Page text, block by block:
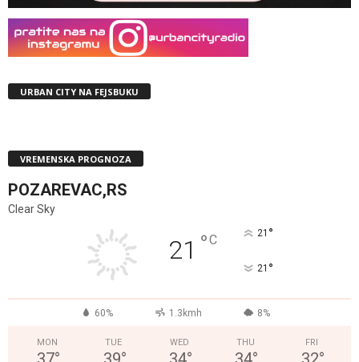
URBAN CITY NA FEJSBUKU
VREMENSKA PROGNOZA
POZAREVAC,RS
Clear Sky
21 °C 21 °
21 °
60% 1.3kmh 8%
MON TUE WED THU FRI